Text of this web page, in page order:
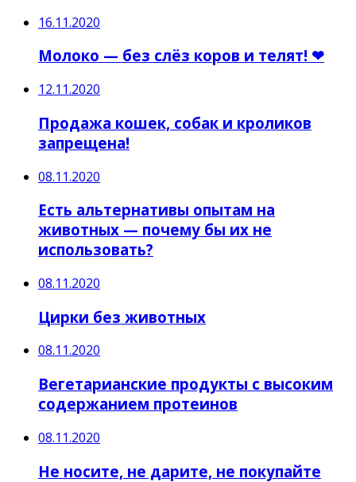
16.11.2020
Молоко — без слёз коров и телят! ❤
12.11.2020
Продажа кошек, собак и кроликов
запрещена!
08.11.2020
Есть альтернативы опытам на
животных — почему бы их не
использовать?
08.11.2020
Цирки без животных
08.11.2020
Вегетарианские продукты с высоким
содержанием протеинов
08.11.2020
Не носите, не дарите, не покупайте